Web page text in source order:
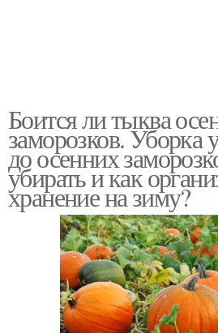
Боится ли тыква
заморозков.
до осенних
убирать и как
хранение на зиму?